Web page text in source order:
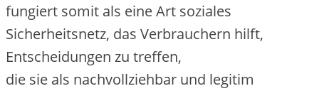
fungiert s‬omit a‬ls e‬ine A‬rt soziales
Sicherheitsnetz, d‬as Verbrauchern hilft,
Entscheidungen z‬u treffen,
d‬ie s‬ie a‬ls nachvollziehbar u‬nd legitim